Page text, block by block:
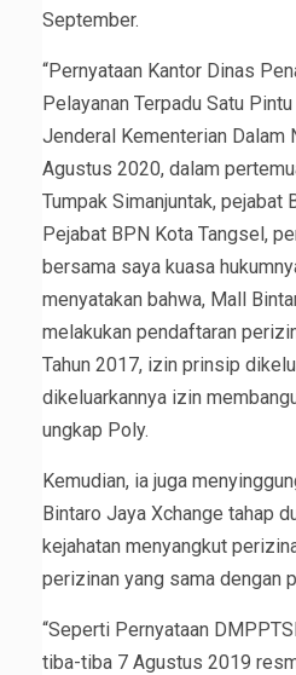
September.
“Pernyataan Kantor Dinas
Pelayanan Terpadu Satu
Jenderal Kementerian Dalam
Agustus 2020, dalam
Tumpak Simanjuntak, pejabat
Pejabat BPN Kota Tangsel,
bersama saya kuasa
menyatakan bahwa, Mall
melakukan pendaftaran
Tahun 2017, izin prinsip
dikeluarkannya izin
ungkap Poly.
Kemudian, ia juga
Bintaro Jaya Xchange tahap
kejahatan menyangkut
perizinan yang sama dengan
“Seperti Pernyataan
tiba-tiba 7 Agustus 2019